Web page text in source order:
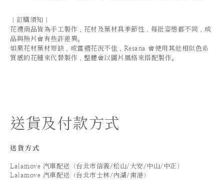
｜訂購須知｜
花禮商品皆為手工製作，花材及葉材具季節性，每批姿態都不同，成
品與照片會有些許差異。
如果花材葉材短缺，或當週花況不佳，Resana 會使用其他相似色系
質感的花種來代替製作，整體會以圖片風格來搭配製作。
送貨及付款方式
送貨方式
Lalamove 汽車配送（台北市信義/松山/大安/中山/中正）
Lalamove 汽車配送（台北市士林/內湖/南港）